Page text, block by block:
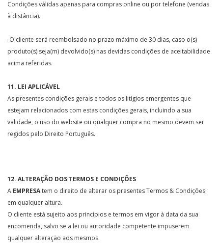
Condições válidas apenas para compras online ou por telefone (vendas
à distância).
-O cliente será reembolsado no prazo máximo de 30 dias, caso o(s)
produto(s) seja(m) devolvido(s) nas devidas condições de aceitabilidade
acima referidas.
11. LEI APLICÁVEL
As presentes condições gerais e todos os litígios emergentes que
estejam relacionados com estas condições gerais, incluindo a sua
validade, o uso do website ou qualquer compra no mesmo devem ser
regidos pelo Direito Português.
12. ALTERAÇÃO DOS TERMOS E CONDIÇÕES
A EMPRESAtem o direito de alterar os presentes Termos & Condições
em qualquer altura.
O cliente está sujeito aos princípios e termos em vigor à data da sua
encomenda, salvo se a lei ou autoridade competente impuserem
qualquer alteração aos mesmos.